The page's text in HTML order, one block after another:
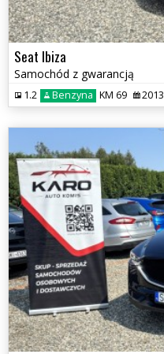
Seat Ibiza
Samochód z gwarancją
1.2 Benzyna KM 69 2013